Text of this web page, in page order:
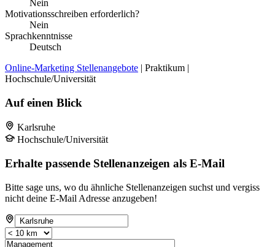
Nein
Motivationsschreiben erforderlich?
Nein
Sprachkenntnisse
Deutsch
Online-Marketing Stellenangebote | Praktikum |
Hochschule/Universität
Auf einen Blick
Karlsruhe
Hochschule/Universität
Erhalte passende Stellenanzeigen als E-Mail
Bitte sage uns, wo du ähnliche Stellenanzeigen suchst und vergiss
nicht deine E-Mail Adresse anzugeben!